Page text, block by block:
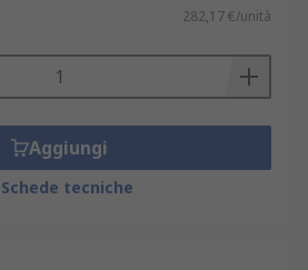
282,17 €/unità
Aggiungi
Schede tecniche